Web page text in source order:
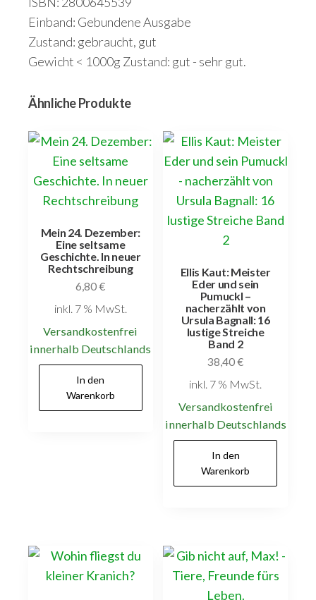
Einband: Gebundene Ausgabe
Zustand: gebraucht, gut
Gewicht < 1000g Zustand: gut - sehr gut.
Ähnliche Produkte
Mein 24. Dezember:
Eine seltsame
Geschichte. In neuer
Rechtschreibung
6,80€
inkl. 7 % MwSt.
Versandkostenfrei
innerhalb Deutschlands
In den
Warenkorb
Ellis Kaut: Meister
Eder und sein
Pumuckl –
nacherzählt von
Ursula Bagnall: 16
lustige Streiche
Band 2
38,40€
inkl. 7 % MwSt.
Versandkostenfrei
innerhalb Deutschlands
In den
Warenkorb